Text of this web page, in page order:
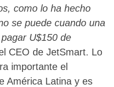
como lo ha hecho
se puede cuando una
U$150 de
CEO de JetSmart. Lo
importante el
América Latina y es